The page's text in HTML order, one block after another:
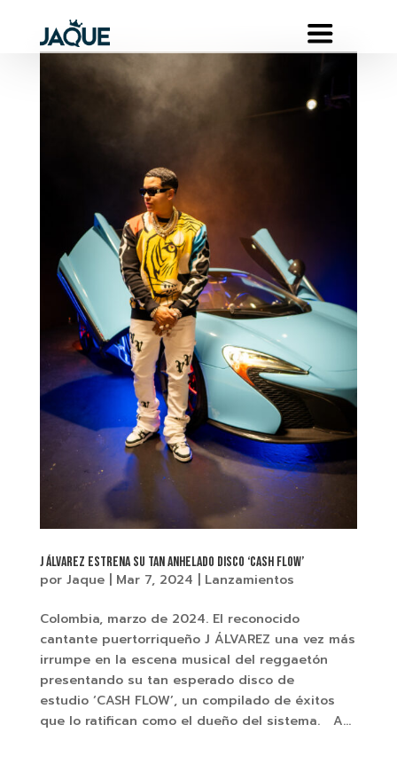
J ÁLVAREZ estrena su tan anhelado disco ‘CASH FLOW’
por Jaque| Mar 7, 2024 | Lanzamientos
Colombia, marzo de 2024. El reconocido
cantante puertorriqueño J ÁLVAREZ una vez más
irrumpe en la escena musical del reggaetón
presentando su tan esperado disco de
estudio ‘CASH FLOW’, un compilado de éxitos
que lo ratifican como el dueño del sistema. A...